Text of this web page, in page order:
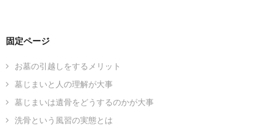
固定ページ
お墓の引越しをするメリット
墓じまいと人の理解が大事
墓じまいは遺骨をどうするのかが大事
洗骨という風習の実態とは